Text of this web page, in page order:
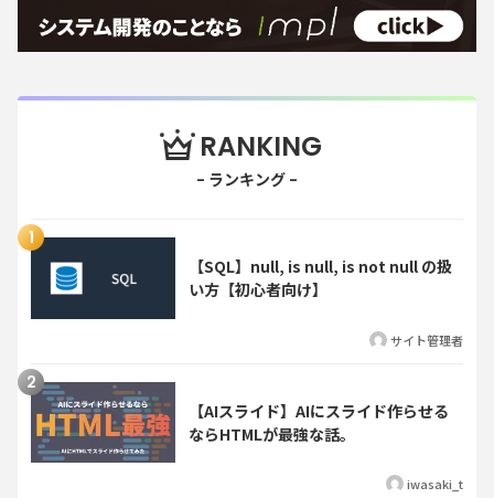
RANKING
【SQL】null, is null, is not null の扱
い方【初心者向け】
サイト管理者
【AIスライド】AIにスライド作らせる
ならHTMLが最強な話。
iwasaki_t